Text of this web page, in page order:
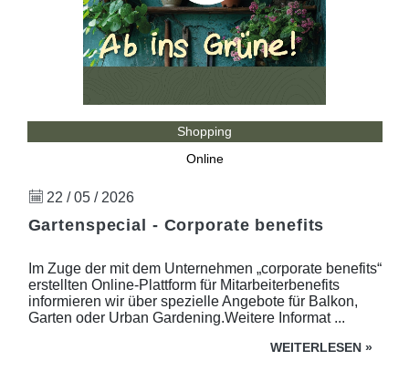
Shopping
Online
22 / 05 / 2026
Gartenspecial - Corporate benefits
Im Zuge der mit dem Unternehmen „corporate benefits“
erstellten Online-Plattform für Mitarbeiterbenefits
informieren wir über spezielle Angebote für Balkon,
Garten oder Urban Gardening.Weitere Informat ...
WEITERLESEN »